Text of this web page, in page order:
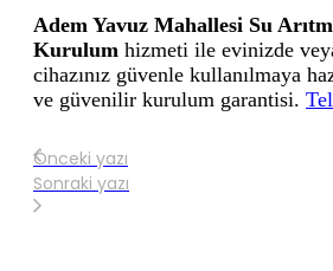
Adem Yavuz Mahallesi Su
Kurulum hizmeti ile evinizde
cihazınız güvenle kullanılmaya
ve güvenilir kurulum garantisi.
Önceki yazı
Sonraki yazı